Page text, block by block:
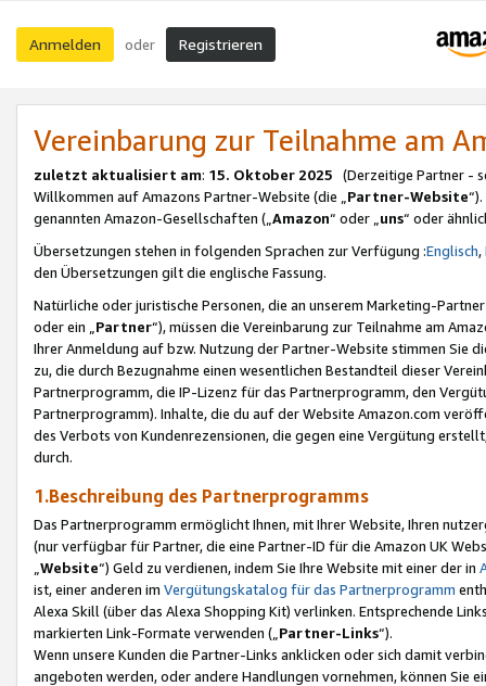
Anmelden oder Registrieren
Vereinbarung zur Teilnahme am
zuletzt aktualisiert am: 15. Oktober 2025 (Derzeitige Partner -
Willkommen auf Amazons Partner-Website (die „Partner-Website
genannten Amazon-Gesellschaften („Amazon“ oder „uns“ oder
Übersetzungen stehen in folgenden Sprachen zur Verfügung :Englisch,
den Übersetzungen gilt die englische Fassung.
Natürliche oder juristische Personen, die an unserem Marketing-
oder ein „Partner“), müssen die Vereinbarung zur Teilnahme am
Ihrer Anmeldung auf bzw. Nutzung der Partner-Website stimmen Sie
zu, die durch Bezugnahme einen wesentlichen Bestandteil dieser
Partnerprogramm, die IP-Lizenz für das Partnerprogramm, den
Partnerprogramm). Inhalte, die du auf der Website Amazon.com
des Verbots von Kundenrezensionen, die gegen eine Vergütung
durch.
1.Beschreibung des Partnerprogramms
Das Partnerprogramm ermöglicht Ihnen, mit Ihrer Website, Ihren
(nur verfügbar für Partner, die eine Partner-ID für die Amazon UK
Website“) Geld zu verdienen, indem Sie Ihre Website mit einer der in
ist, einer anderen im Vergütungskatalog für das Partnerprogramm
Alexa Skill (über das Alexa Shopping Kit) verlinken. Entsprechende
markierten Link-Formate verwenden („ Partner-Links“).
Wenn unsere Kunden die Partner-Links anklicken oder sich damit
angeboten werden, oder andere Handlungen vornehmen, können Sie